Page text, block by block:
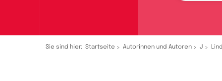
Sie sind hier: Startseite Autorinnen und Autoren J